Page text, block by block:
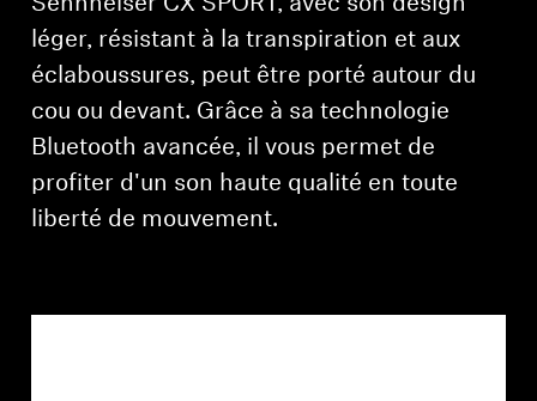
Sennheiser CX SPORT, avec son design
léger, résistant à la transpiration et aux
éclaboussures, peut être porté autour du
cou ou devant. Grâce à sa technologie
Bluetooth avancée, il vous permet de
profiter d'un son haute qualité en toute
liberté de mouvement.